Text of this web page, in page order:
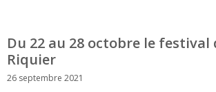
Du 22 au 28 octobre le festival
Riquier
26 septembre 2021